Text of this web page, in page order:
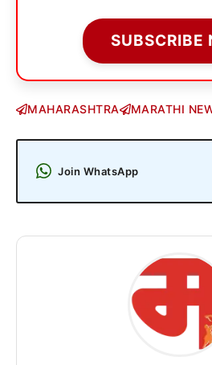
SUBSCRIBE
MAHARASHTRA MARATHI
Join WhatsApp